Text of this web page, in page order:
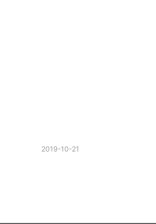
2019-10-21